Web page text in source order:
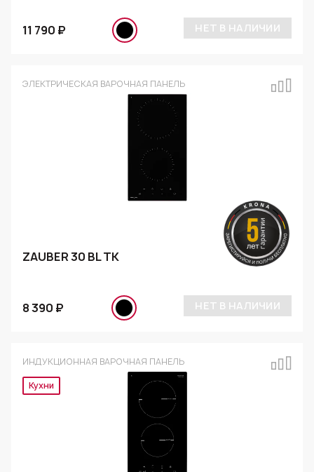
11 790 ₽ НЕТ В НАЛИЧИИ
ЭЛЕКТРИЧЕСКАЯ ВАРОЧНАЯ ПАНЕЛЬ
ZAUBER 30 BL TK
8 390 ₽ НЕТ В НАЛИЧИИ
ИНДУКЦИОННАЯ ВАРОЧНАЯ ПАНЕЛЬ
Эксклюзив